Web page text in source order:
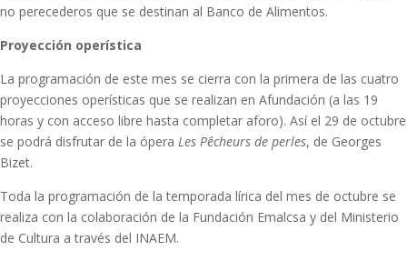
no perecederos que se destinan al Banco de Alimentos.
Proyección operística
La programación de este mes se cierra con la primera de las cuatro
proyecciones operísticas que se realizan en Afundación (a las 19
horas y con acceso libre hasta completar aforo). Así el 29 de octubre
se podrá disfrutar de la ópera Les Pêcheurs de perles, de Georges
Bizet.
Toda la programación de la temporada lírica del mes de octubre se
realiza con la colaboración de la Fundación Emalcsa y del Ministerio
de Cultura a través del INAEM.